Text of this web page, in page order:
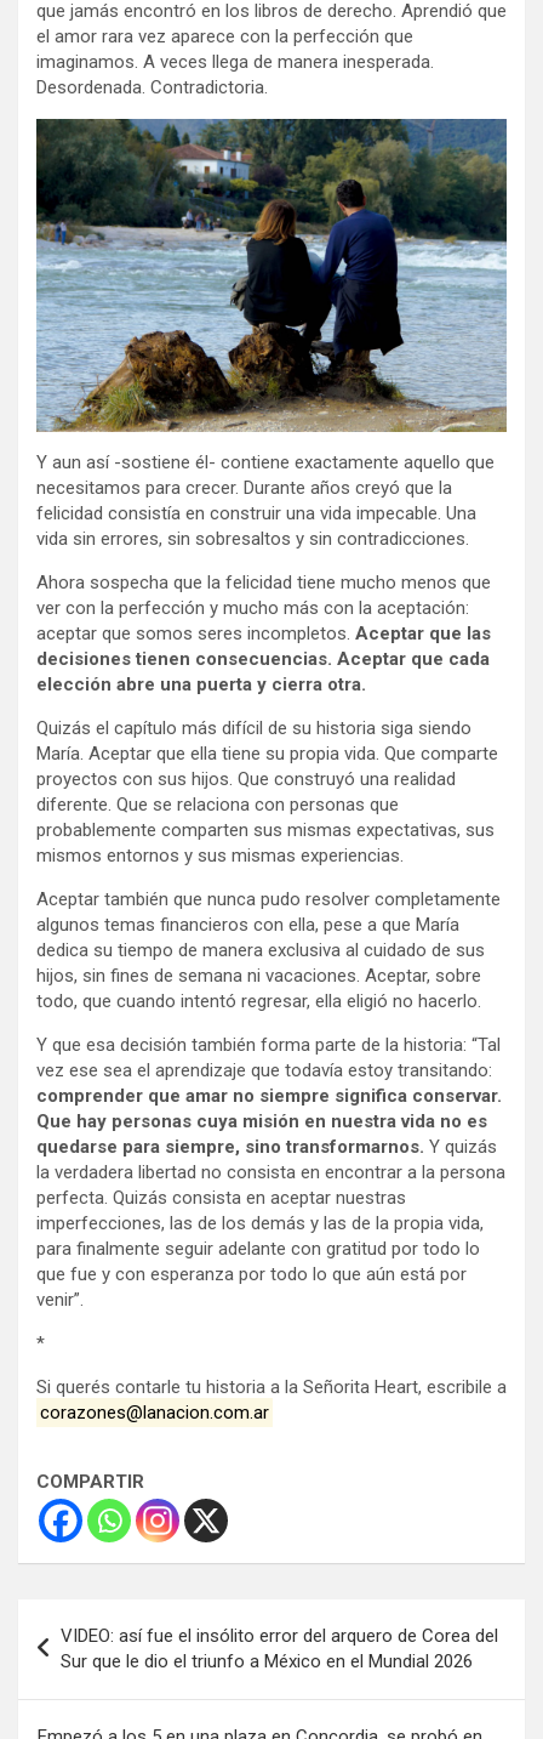
que jamás encontró en los libros de derecho. Aprendió que
el amor rara vez aparece con la perfección que
imaginamos. A veces llega de manera inesperada.
Desordenada. Contradictoria.
Y aun así -sostiene él- contiene exactamente aquello que
necesitamos para crecer. Durante años creyó que la
felicidad consistía en construir una vida impecable. Una
vida sin errores, sin sobresaltos y sin contradicciones.
Ahora sospecha que la felicidad tiene mucho menos que
ver con la perfección y mucho más con la aceptación:
aceptar que somos seres incompletos. Aceptar que las
decisiones tienen consecuencias. Aceptar que cada
elección abre una puerta y cierra otra.
Quizás el capítulo más difícil de su historia siga siendo
María. Aceptar que ella tiene su propia vida. Que comparte
proyectos con sus hijos. Que construyó una realidad
diferente. Que se relaciona con personas que
probablemente comparten sus mismas expectativas, sus
mismos entornos y sus mismas experiencias.
Aceptar también que nunca pudo resolver completamente
algunos temas financieros con ella, pese a que María
dedica su tiempo de manera exclusiva al cuidado de sus
hijos, sin fines de semana ni vacaciones. Aceptar, sobre
todo, que cuando intentó regresar, ella eligió no hacerlo.
Y que esa decisión también forma parte de la historia: “Tal
vez ese sea el aprendizaje que todavía estoy transitando:
comprender que amar no siempre significa conservar.
Que hay personas cuya misión en nuestra vida no es
quedarse para siempre, sino transformarnos. Y quizás
la verdadera libertad no consista en encontrar a la persona
perfecta. Quizás consista en aceptar nuestras
imperfecciones, las de los demás y las de la propia vida,
para finalmente seguir adelante con gratitud por todo lo
que fue y con esperanza por todo lo que aún está por
venir”.
*
Si querés contarle tu historia a la Señorita Heart, escribile a
corazones@lanacion.com.ar
COMPARTIR
de
entradas
VIDEO: así fue el insólito error del arquero de Corea del
Sur que le dio el triunfo a México en el Mundial 2026